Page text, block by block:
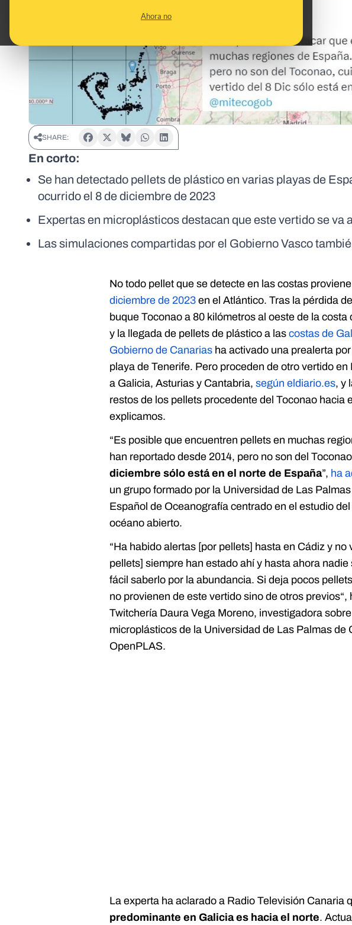
Ahora no
SHARE:
En corto:
Se han detectado pellets de plástico en varias playas de
ocurrido el 8 de diciembre de 2023
Expertas en microplásticos destacan que este vertido se va
Las simulaciones compartidas por el Gobierno Vasco
No todo pellet que se detecte en las costas
diciembre de 2023 en el Atlántico. Tras la pérdida
buque Toconao a 80 kilómetros al oeste de la
y la llegada de pellets de plástico a lascostas de
Gobierno de Canarias ha activado una prealerta
playa de Tenerife. Pero proceden de otro vertido
a Galicia, Asturias y Cantabria,según eldiario.es, y
restos de los pellets procedente del Toconao hacia
explicamos.
“Es posible que encuentren pellets en muchas
han reportado desde 2014, pero no son del
diciembre sólo está en el norte de España”, ha
un grupo formado por la Universidad de Las
Español de Oceanografía centrado en el estudio
océano abierto.
“Ha habido alertas [por pellets] hasta en Cádiz y
pellets] siempre han estado ahí y hasta ahora
fácil saberlo por la abundancia. Si deja pocos
no provienen de este vertido sino de otros previos“,
Twitchería Daura Vega Moreno, investigadora
microplásticos de la Universidad de Las Palmas de
OpenPLAS.
La experta ha aclarado a Radio Televisión Canaria
predominante en Galicia es hacia el norte.